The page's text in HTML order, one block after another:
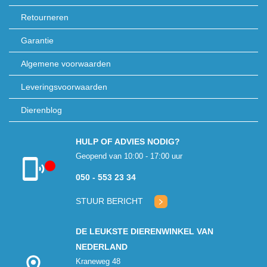
Retourneren
Garantie
Algemene voorwaarden
Leveringsvoorwaarden
Dierenblog
Klantenservice
HULP OF ADVIES NODIG?
Geopend van 10:00 - 17:00 uur
050 - 553 23 34
STUUR BERICHT
DE LEUKSTE DIERENWINKEL VAN
NEDERLAND
Kraneweg 48